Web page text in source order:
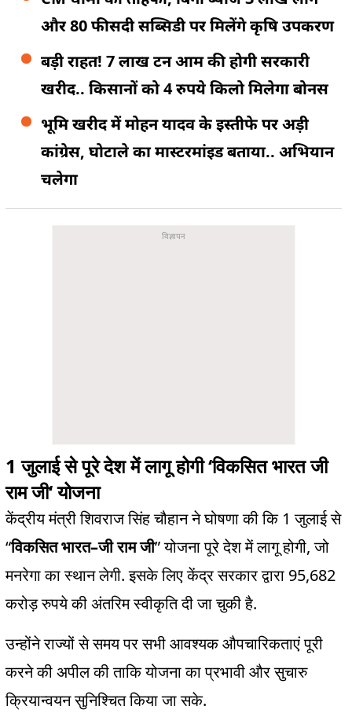
और 80 फीसदी सब्सिडी पर मिलेंगे कृषि उपकरण
बड़ी राहत! 7 लाख टन आम की होगी सरकारी
खरीद.. किसानों को 4 रुपये किलो मिलेगा बोनस
भूमि खरीद में मोहन यादव के इस्तीफे पर अड़ी
कांग्रेस, घोटाले का मास्टरमांइड बताया.. अभियान
चलेगा
1जुलाई से पूरे देश में लागू होगी‘विकसित भारत जी
राम जी‘योजना
केंद्रीय मंत्री शिवराज सिंह चौहान ने घोषणा की कि 1जुलाई से
“विकसित भारत–जी राम जी”योजना पूरे देश में लागू होगी,जो
मनरेगा का स्थान लेगी.इसके लिए केंद्र सरकार द्वारा 95,682
करोड़ रुपये की अंतरिम स्वीकृति दी जा चुकी है.
उन्होंने राज्यों से समय पर सभी आवश्यक औपचारिकताएं पूरी
करने की अपील की ताकि योजना का प्रभावी और सुचारु
क्रियान्वयन सुनिश्चित किया जा सके.